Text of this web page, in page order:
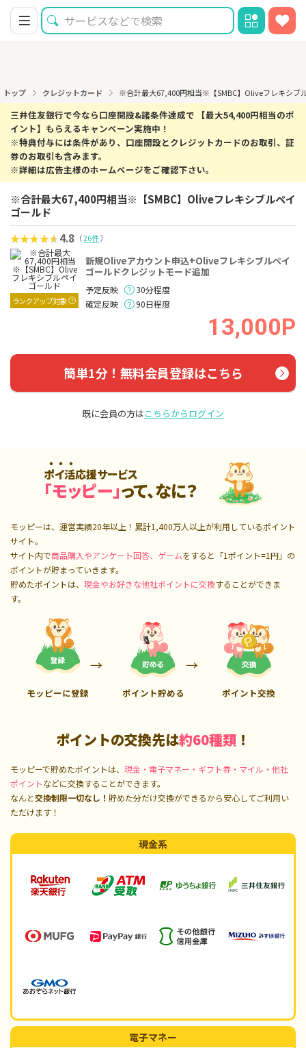
トップ クレジットカード ※合計最大67,400円相当※【SMBC】Oliveフレキシブ
三井住友銀行で今なら口座開設&諸条件達成で 【最大54,400円相当のポ
イント】もらえるキャンペーン実施中！
※特典付与には条件があり、口座開設とクレジットカードのお取引、証
券のお取引も含みます。
※詳細は広告主様のホームページをご確認下さい。
※合計最大67,400円相当※【SMBC】Oliveフレキシブルペイ
ゴールド
4.8 （26件）
ランクアップ対象
新規Oliveアカウント申込+Oliveフレキシブルペイ
ゴールドクレジットモード追加
予定反映
30分程度
確定反映
90日程度
13,000P
簡単1分！無料会員登録はこちら
既に会員の方はこちらからログイン
ポイ活応援サービス
「モッピー」って、なに？
モッピーは、運営実績20年以上！累計1,400万人以上が利用しているポイント
サイト。
サイト内で商品購入やアンケート回答、ゲームをすると「1ポイント=1円」の
ポイントが貯まっていきます。
貯めたポイントは、 現金やお好きな他社ポイントに交換することができま
す。
モッピーに登録 ポイント貯める ポイント交換
ポイントの交換先は約60種類 ！
モッピーで貯めたポイントは、 現金・電子マネー・ギフト券・マイル・他社
ポイントなどに交換することができます。
なんと交換制限一切なし！ 貯めた分だけ交換ができるから安心してご利用い
ただけます！
現金系
電子マネー